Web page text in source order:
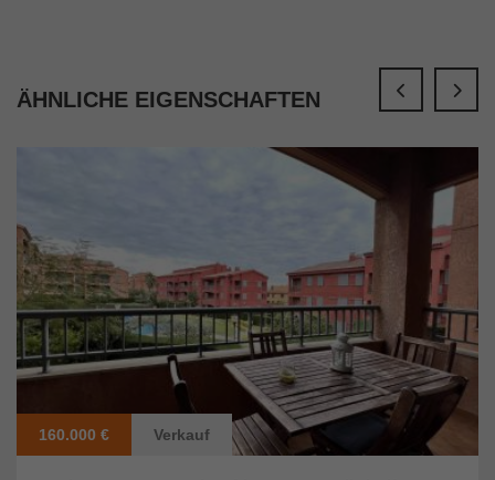
ÄHNLICHE EIGENSCHAFTEN
160.000 € Verkauf